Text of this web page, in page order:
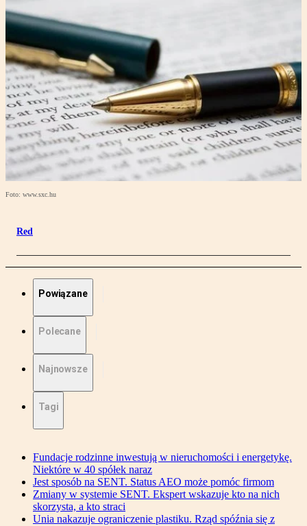
Foto: www.sxc.hu
Red
Powiązane
Polecane
Najnowsze
Tagi
Fundacje rodzinne inwestują w nieruchomości i energetykę.
Niektóre w 40 spółek naraz
Jest sposób na SENT. Status AEO może pomóc firmom
Zmiany w systemie SENT. Ekspert wskazuje kto na nich
skorzysta, a kto straci
Unia nakazuje ograniczenie plastiku. Rząd spóźnia się z